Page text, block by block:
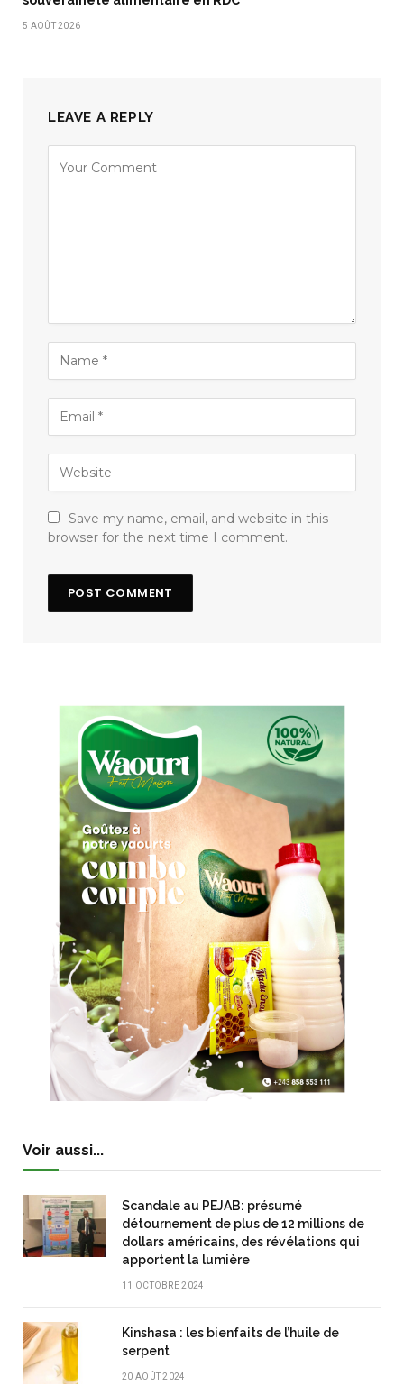
5 AOÛT 2026
LEAVE A REPLY
Save my name, email, and website in this
browser for the next time I comment.
Voir aussi...
Scandale au PEJAB: présumé
détournement de plus de 12 millions de
dollars américains, des révélations qui
apportent la lumière
11 OCTOBRE 2024
Kinshasa : les bienfaits de l’huile de
serpent
20 AOÛT 2024